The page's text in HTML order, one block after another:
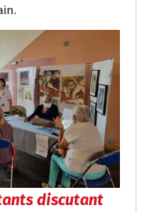
discutant